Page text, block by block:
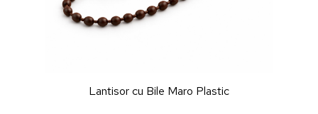
Lantisor cu Bile Maro Plastic